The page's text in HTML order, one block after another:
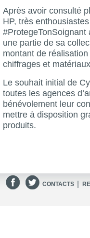
Après avoir consulté
HP, très
une partie de sa
montant de
chiffrages et
Le souhait initial de
toutes les agences
bénévolement leur
mettre à disposition
produits.
CONTACTS